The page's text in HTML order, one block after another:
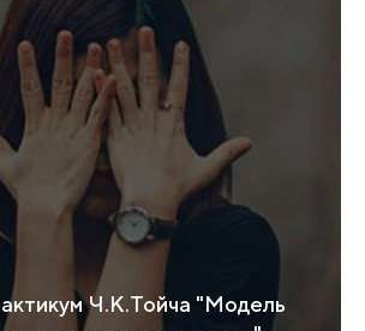
Ч.К.Тойча "Модель